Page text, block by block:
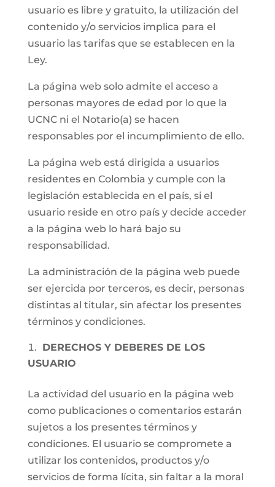
usuario es libre y gratuito, la utilización del
contenido y/o servicios implica para el
usuario las tarifas que se establecen en la
Ley.
La página web solo admite el acceso a
personas mayores de edad por lo que la
UCNC ni el Notario(a) se hacen
responsables por el incumplimiento de ello.
La página web está dirigida a usuarios
residentes en Colombia y cumple con la
legislación establecida en el país, si el
usuario reside en otro país y decide acceder
a la página web lo hará bajo su
responsabilidad.
La administración de la página web puede
ser ejercida por terceros, es decir, personas
distintas al titular, sin afectar los presentes
términos y condiciones.
DERECHOS Y DEBERES DE LOS
USUARIO
La actividad del usuario en la página web
como publicaciones o comentarios estarán
sujetos a los presentes términos y
condiciones. El usuario se compromete a
utilizar los contenidos, productos y/o
servicios de forma lícita, sin faltar a la moral